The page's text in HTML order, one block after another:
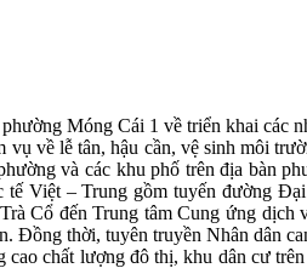
Móng Cái 1 về triển khai các
về lễ tân, hậu cần, vệ sinh môi
và các khu phố trên địa bàn
Việt – Trung gồm tuyến đường
Cổ đến Trung tâm Cung ứng dịch
Đồng thời, tuyên truyền Nhân dân
chất lượng đô thị, khu dân cư